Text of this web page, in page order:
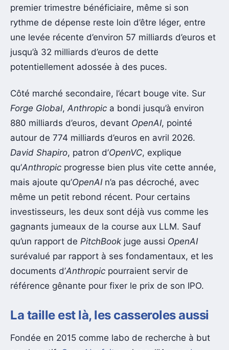
premier trimestre bénéficiaire, même si son
rythme de dépense reste loin d’être léger, entre
une levée récente d’environ 57 milliards d’euros et
jusqu’à 32 milliards d’euros de dette
potentiellement adossée à des puces.
Côté marché secondaire, l’écart bouge vite. Sur
Forge Global, Anthropic a bondi jusqu’à environ
880 milliards d’euros, devant OpenAI, pointé
autour de 774 milliards d’euros en avril 2026.
David Shapiro, patron d’OpenVC, explique
qu’Anthropic progresse bien plus vite cette année,
mais ajoute qu’OpenAIn’a pas décroché, avec
même un petit rebond récent. Pour certains
investisseurs, les deux sont déjà vus comme les
gagnants jumeaux de la course aux LLM. Sauf
qu’un rapport de PitchBook juge aussi OpenAI
surévalué par rapport à ses fondamentaux, et les
documents d’Anthropic pourraient servir de
référence gênante pour fixer le prix de son IPO.
La taille est là, les casseroles aussi
Fondée en 2015 comme labo de recherche à but